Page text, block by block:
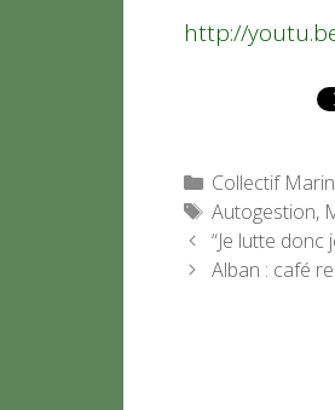
http://
Catégories
Collectif
Étiquettes
Autogestion,
“Je lutte donc
Alban : café